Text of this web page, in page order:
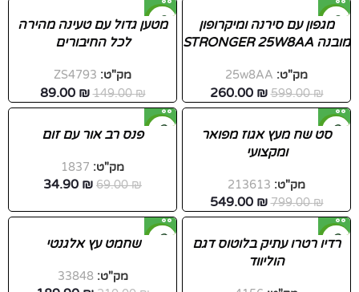
-57%
מגפון עם סירנה ומיקרופון
מובנה STRONGER 25W8AA
מק"ט: 25w8AA
599.00₪
260.00 ₪
-40%
מטען גדול עם טעינה מהירה
לכל החיבורים
מק"ט: ZS4793
149.00₪
89.00 ₪
-31%סט שח מעץ אגוז מפואר
ומקצועי
מק"ט: 213613
799.00₪
549.00 ₪
פנס רב אור עם זום
מק"ט: 1837
69.00₪
34.90 ₪
-50%
רדיו רטרו עתיק בלוטוס דגם
הוליווד
שחמט עץ אלגנטי
מק"ט:33848